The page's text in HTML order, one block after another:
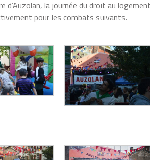
la journée du droit au
pour les combats suivants.